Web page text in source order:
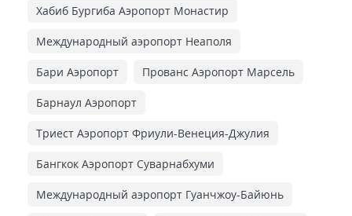
Хабиб Бургиба Аэропорт Монастир
Международный аэропорт Неаполя
Бари Аэропорт Прованс Аэропорт Марсель
Барнаул Аэропорт
Триест Аэропорт Фриули-Венеция-Джулия
Бангкок Аэропорт Суварнабхуми
Международный аэропорт Гуанчжоу-Байюнь